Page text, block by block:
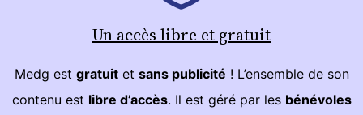
Un accès libre et gratuit
Medg est gratuitet sans publicité ! L’ensemble de son
contenu est libre d’accès. Il est géré par les bénévoles